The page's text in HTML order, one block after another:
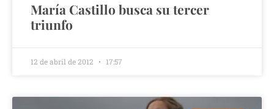
María Castillo busca su tercer
triunfo
12 de abril de 2012 17:57